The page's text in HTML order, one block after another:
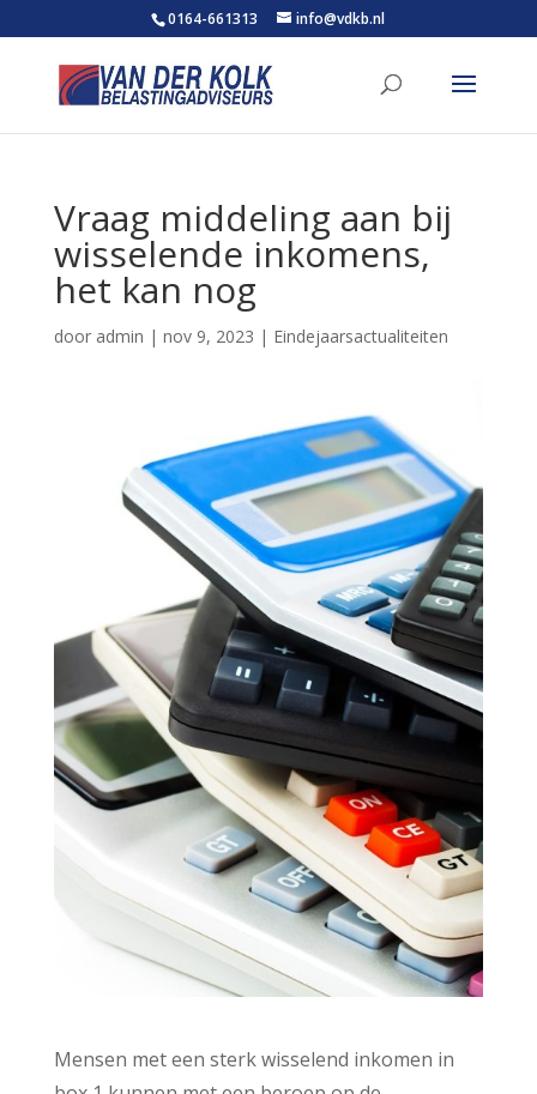
0164-661313 info@vdkb.nl
Vraag middeling aan bij
wisselende inkomens,
het kan nog
door admin | nov 9, 2023 | Eindejaarsactualiteiten
Mensen met een sterk wisselend inkomen in